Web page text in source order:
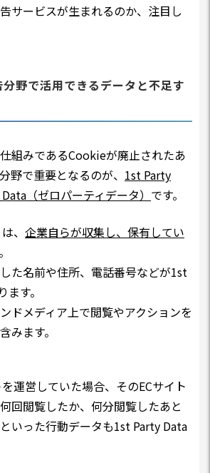
サービスが生まれるのか、注目し
野で活用できるデータと不足す
組みであるCookieが廃止されたあ
野で重要となるのが、 1st Party
（ゼロパーティデータ） です。
、 企業自らが収集し、保有してい
た名前や住所、電話番号などが1st
す。
ドメディア上で閲覧やアクションを
みます。
運営していた場合、そのECサイト
回閲覧したか、何分閲覧したあと
いった行動データも1st Party Data